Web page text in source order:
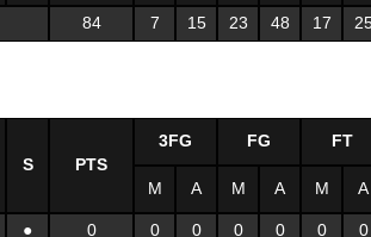
84 7 15 23 48 17
S PTS
3FG FG FT
M A M A M A
● 0 0 0 0 0 0
0